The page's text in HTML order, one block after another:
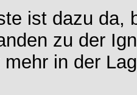
ist dazu da,
zu der
in der